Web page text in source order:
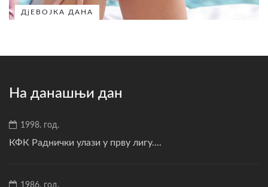
ДјЕВОЈКА ДАНА
На данашњи дан
1998. год.
КФК Раднички улази у прву лигу....
1986. год.